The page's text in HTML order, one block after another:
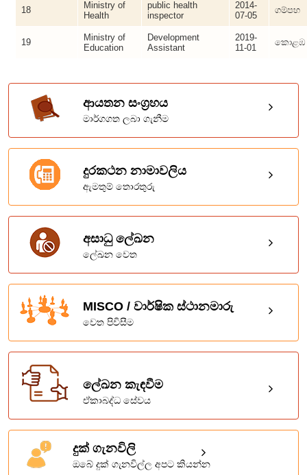
18
Ministry of
Health
public health
inspector
2014-
07-05
ගම්පහ
19
Ministry of
Education
Development
Assistant
2019-
11-01
කොළඹ
ආයතන සංග්‍රහය
මාර්ගගත ලබා ගැනීම
දුරකථන නාමාවලිය
ඇමතුම් තොරතුරු
අසාධු ලේඛන
ලේඛන වෙත
MISCO / වාර්ෂික ස්ථානමාරු
වෙත පිවිසීම
ලේඛන කැඳවීම
ඒකාබද්ධ සේවය
දුක් ගැනවිලි
ඔබේ දුක් ගැනවිල්ල අපට කියන්න